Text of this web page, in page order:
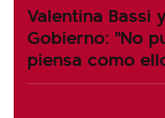
Valentina Bassi
Gobierno: "No
piensa como